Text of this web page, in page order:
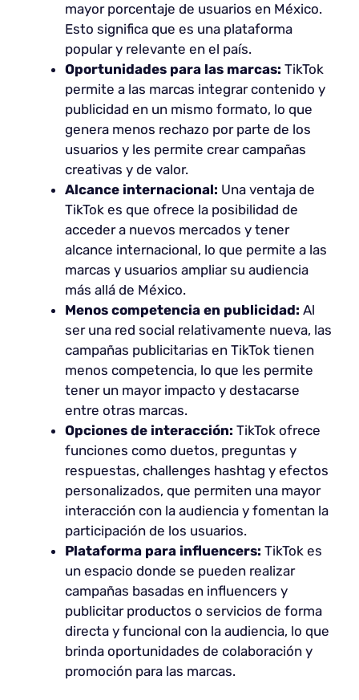
mayor porcentaje de usuarios en México.
Esto significa que es una plataforma
popular y relevante en el país.
Oportunidades para las marcas: TikTok
permite a las marcas integrar contenido y
publicidad en un mismo formato, lo que
genera menos rechazo por parte de los
usuarios y les permite crear campañas
creativas y de valor.
Alcance internacional: Una ventaja de
TikTok es que ofrece la posibilidad de
acceder a nuevos mercados y tener
alcance internacional, lo que permite a las
marcas y usuarios ampliar su audiencia
más allá de México.
Menos competencia en publicidad: Al
ser una red social relativamente nueva, las
campañas publicitarias en TikTok tienen
menos competencia, lo que les permite
tener un mayor impacto y destacarse
entre otras marcas.
Opciones de interacción: TikTok ofrece
funciones como duetos, preguntas y
respuestas, challenges hashtag y efectos
personalizados, que permiten una mayor
interacción con la audiencia y fomentan la
participación de los usuarios.
Plataforma para influencers: TikTok es
un espacio donde se pueden realizar
campañas basadas en influencers y
publicitar productos o servicios de forma
directa y funcional con la audiencia, lo que
brinda oportunidades de colaboración y
promoción para las marcas.